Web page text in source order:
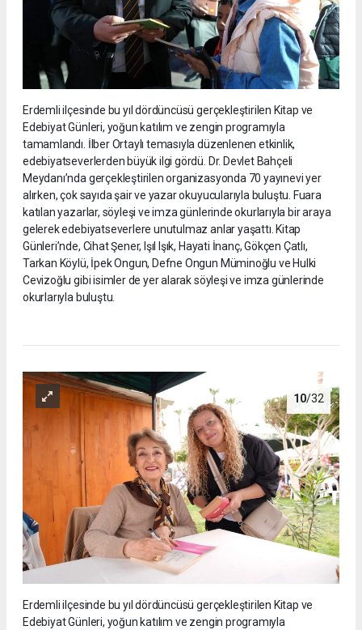
Erdemli ilçesinde bu yıl dördüncüsü gerçekleştirilen Kitap ve
Edebiyat Günleri, yoğun katılım ve zengin programıyla
tamamlandı. İlber Ortaylı temasıyla düzenlenen etkinlik,
edebiyatseverlerden büyük ilgi gördü. Dr. Devlet Bahçeli
Meydanı’nda gerçekleştirilen organizasyonda 70 yayınevi yer
alırken, çok sayıda şair ve yazar okuyucularıyla buluştu. Fuara
katılan yazarlar, söyleşi ve imza günlerinde okurlarıyla bir araya
gelerek edebiyatseverlere unutulmaz anlar yaşattı. Kitap
Günleri’nde, Cihat Şener, Işıl Işık, Hayati İnanç, Gökçen Çatlı,
Tarkan Köylü, İpek Ongun, Defne Ongun Müminoğlu ve Hulki
Cevizoğlu gibi isimler de yer alarak söyleşi ve imza günlerinde
okurlarıyla buluştu.
10/32
Erdemli ilçesinde bu yıl dördüncüsü gerçekleştirilen Kitap ve
Edebiyat Günleri, yoğun katılım ve zengin programıyla